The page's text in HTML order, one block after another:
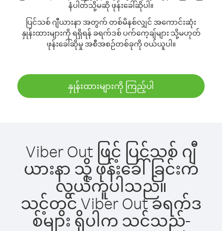
နံပါတ်သို့မဆို ဖုန်းခေါ်ဆိုပါ။
ပြင်သစ် ဂျီယားနာ အတွက် တစ်မိနစ်လျှင် အကောင်းဆုံး
နှုန်းထားများကို ရရှိရန် ခရက်ဒစ် ပက်ကေ့ချ်များ သို့မဟုတ်
ဖုန်းခေါ်ဆိုမှု အစီအစဉ်တစ်ခုကို ဝယ်ယူပါ။
နှုန်းထားများကို ကြည့်ပါ
Viber Out ဖြင့် ပြင်သစ် ဂျီ
ယားနာ သို့ ဖုန်းခေါ်ခြင်းက
လွယ်ကူပါသည်။
သင့်တွင် Viber Out ခရက်ဒ
စ်များ ရှိပါက သင်သည်-